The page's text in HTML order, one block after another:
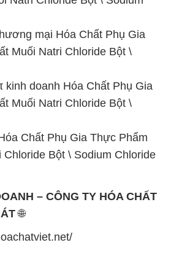
kinh doanh Hóa Chất Phụ Gia
Muối Natri Chloride Bột \
Chất Phụ Gia Thực Phẩm
Chloride Bột \ Sodium Chloride
– CÔNG TY HÓA CHẤT
🌐